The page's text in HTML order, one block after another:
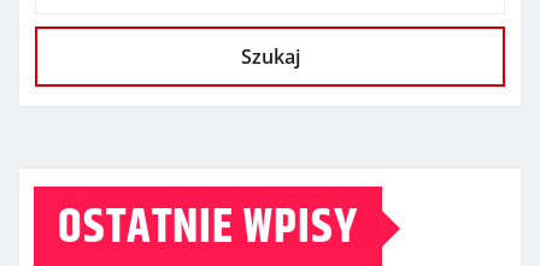
Szukaj
OSTATNIE WPISY